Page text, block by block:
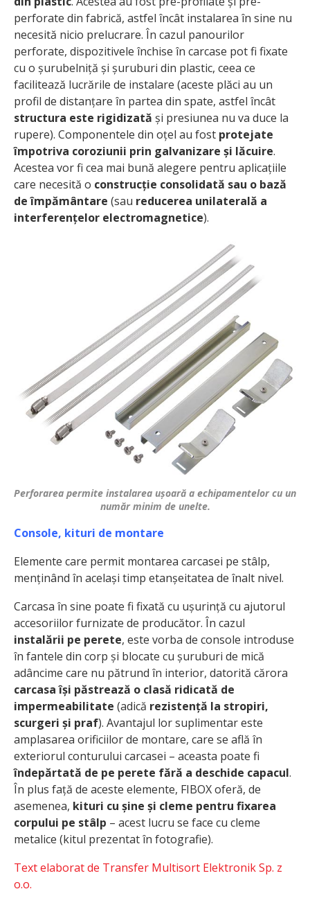
perforate din fabrică, astfel încât instalarea în sine nu
necesită nicio prelucrare. În cazul panourilor
perforate, dispozitivele închise în carcase pot fi fixate
cu o șurubelniță și șuruburi din plastic, ceea ce
facilitează lucrările de instalare (aceste plăci au un
profil de distanțare în partea din spate, astfel încât
structura este rigidizată și presiunea nu va duce la
rupere). Componentele din oțel au fost protejate
împotriva coroziunii prin galvanizare și lăcuire.
Acestea vor fi cea mai bună alegere pentru aplicațiile
care necesită o construcție consolidată sau o bază
de împământare (sau reducerea unilaterală a
interferențelor electromagnetice).
Perforarea permite instalarea ușoară a echipamentelor cu un
număr minim de unelte.
Console, kituri de montare
Elemente care permit montarea carcasei pe stâlp,
menținând în același timp etanșeitatea de înalt nivel.
Carcasa în sine poate fi fixată cu ușurință cu ajutorul
accesoriilor furnizate de producător. În cazul
instalării pe perete, este vorba de console introduse
în fantele din corp și blocate cu șuruburi de mică
adâncime care nu pătrund în interior, datorită cărora
carcasa își păstrează o clasă ridicată de
impermeabilitate (adică rezistență la stropiri,
scurgeri și praf). Avantajul lor suplimentar este
amplasarea orificiilor de montare, care se află în
exteriorul conturului carcasei – aceasta poate fi
îndepărtată de pe perete fără a deschide capacul.
În plus față de aceste elemente, FIBOX oferă, de
asemenea, kituri cu șine și cleme pentru fixarea
corpului pe stâlp – acest lucru se face cu cleme
metalice (kitul prezentat în fotografie).
Text elaborat de Transfer Multisort Elektronik Sp. z
o.o.